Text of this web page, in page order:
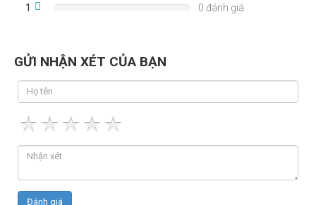
1 0 đánh giá
GỬI NHẬN XÉT CỦA BẠN